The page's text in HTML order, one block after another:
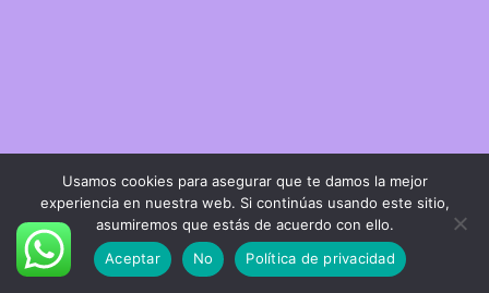
Usamos cookies para asegurar que te damos la mejor
experiencia en nuestra web. Si continúas usando este sitio,
asumiremos que estás de acuerdo con ello.
Aceptar
No Política de privacidad